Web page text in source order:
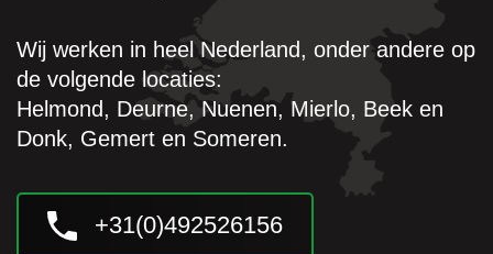
Wij werken in heel Nederland, onder andere op
de volgende locaties:
Helmond, Deurne,Nuenen, Mierlo, Beek en
Donk, Gemert en Someren.
+31(0)492526156